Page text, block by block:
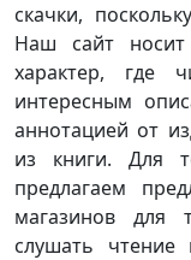
скачки,
Наш сайт носит
характер, где
интересным
аннотацией от
из книги. Для
предлагаем
магазинов для
слушать чтение